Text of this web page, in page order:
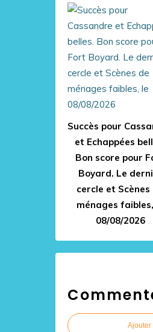
Succès pour
et Echappées
Bon score pour
Boyard. Le
cercle et Scènes
ménages
08/08/2026
Ajouter